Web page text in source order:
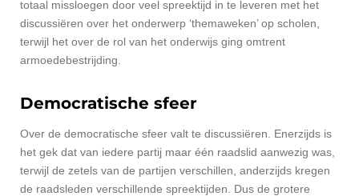
totaal missloegen door veel spreektijd in te leveren met het
discussiëren over het onderwerp ‘themaweken’ op scholen,
terwijl het over de rol van het onderwijs ging omtrent
armoedebestrijding.
Democratische sfeer
Over de democratische sfeer valt te discussiëren. Enerzijds is
het gek dat van iedere partij maar één raadslid aanwezig was,
terwijl de zetels van de partijen verschillen, anderzijds kregen
de raadsleden verschillende spreektijden. Dus de grotere